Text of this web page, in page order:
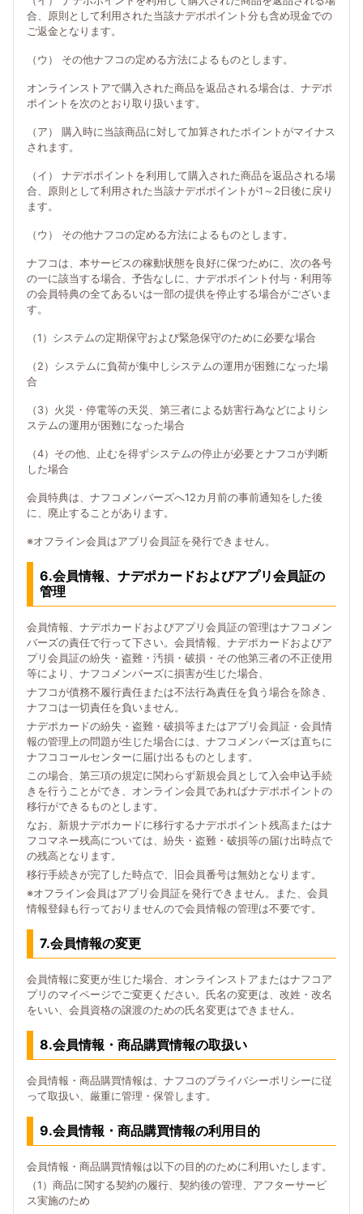
合、原則として利用された当該ナデポポイント分も含め現金での
ご返金となります。
（ウ） その他ナフコの定める方法によるものとします。
オンラインストアで購入された商品を返品される場合は、ナデポ
ポイントを次のとおり取り扱います。
（ア） 購入時に当該商品に対して加算されたポイントがマイナス
されます。
（イ） ナデポポイントを利用して購入された商品を返品される場
合、原則として利用された当該ナデポポイントが1～2日後に戻り
ます。
（ウ） その他ナフコの定める方法によるものとします。
ナフコは、本サービスの稼動状態を良好に保つために、次の各号
の一に該当する場合、予告なしに、ナデポポイント付与・利用等
の会員特典の全てあるいは一部の提供を停止する場合がございま
す。
（1）システムの定期保守および緊急保守のために必要な場合
（2）システムに負荷が集中しシステムの運用が困難になった場
合
（3）火災・停電等の天災、第三者による妨害行為などによりシ
ステムの運用が困難になった場合
（4）その他、止むを得ずシステムの停止が必要とナフコが判断
した場合
会員特典は、ナフコメンバーズへ12カ月前の事前通知をした後
に、廃止することがあります。
※オフライン会員はアプリ会員証を発行できません。
6.会員情報、ナデポカードおよびアプリ会員証の
管理
会員情報、ナデポカードおよびアプリ会員証の管理はナフコメン
バーズの責任で行って下さい。会員情報、ナデポカードおよびア
プリ会員証の紛失・盗難・汚損・破損・その他第三者の不正使用
等により、ナフコメンバーズに損害が生じた場合、
ナフコが債務不履行責任または不法行為責任を負う場合を除き、
ナフコは一切責任を負いません。
ナデポカードの紛失・盗難・破損等またはアプリ会員証・会員情
報の管理上の問題が生じた場合には、ナフコメンバーズは直ちに
ナフココールセンターに届け出るものとします。
この場合、第三項の規定に関わらず新規会員として入会申込手続
きを行うことができ、オンライン会員であればナデポポイントの
移行ができるものとします。
なお、新規ナデポカードに移行するナデポポイント残高またはナ
フコマネー残高については、紛失・盗難・破損等の届け出時点で
の残高となります。
移行手続きが完了した時点で、旧会員番号は無効となります。
※オフライン会員はアプリ会員証を発行できません。また、会員
情報登録も行っておりませんので会員情報の管理は不要です。
7.会員情報の変更
会員情報に変更が生じた場合、オンラインストアまたはナフコア
プリのマイページでご変更ください。氏名の変更は、改姓・改名
をいい、会員資格の譲渡のための氏名変更はできません。
8.会員情報・商品購買情報の取扱い
会員情報・商品購買情報は、ナフコのプライバシーポリシーに従
って取扱い、厳重に管理・保管します。
9.会員情報・商品購買情報の利用目的
会員情報・商品購買情報は以下の目的のために利用いたします。
（1）商品に関する契約の履行、契約後の管理、アフターサービ
ス実施のため